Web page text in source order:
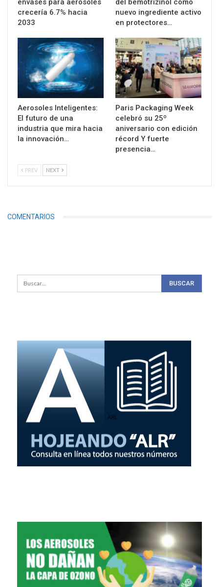
envases para aerosoles
crecería 6.7% hacia
2033
del bemotrizinol como
nuevo ingrediente activo
en protectores…
Aerosoles Inteligentes:
El futuro de una
industria que mira hacia
la innovación…
Paris Packaging Week
celebró su 25º
aniversario con edición
récord Y fuerte
presencia…
PREV NEXT
COMENTARIOS